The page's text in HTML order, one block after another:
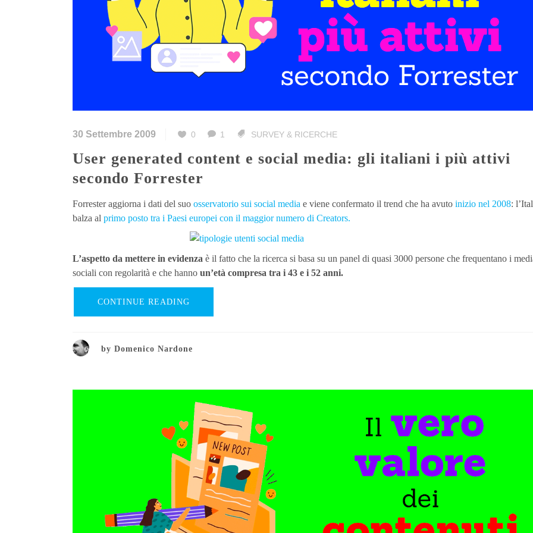
30 Settembre 2009 0 1 SURVEY & RICERCHE
User generated content e social media: gli italiani i più attivi
secondo Forrester
Forrester aggiorna i dati del suo osservatorio sui social media e viene confermato il trend che ha avuto inizio nel 2008:
balza al primo posto tra i Paesi europei con il maggior numero di Creators.
L’aspetto da mettere in evidenza è il fatto che la ricerca si basa su un panel di quasi 3000 persone che frequentano i
sociali con regolarità e che hanno un’età compresa tra i 43 e i 52 anni.
CONTINUE READING
by Domenico Nardone